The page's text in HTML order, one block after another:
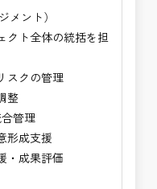
上位ポジションを
期待できるキャリ
できる仕事
方は別途ご相談く
、近畿地方など）
をお選びくださ
メント）
クト全体の統括を担
スクの管理
整
管理
形成支援
・成果評価